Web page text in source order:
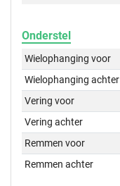
Onderstel
Wielophanging voor
Wielophanging achter
Vering voor
Vering achter
Remmen voor
Remmen achter